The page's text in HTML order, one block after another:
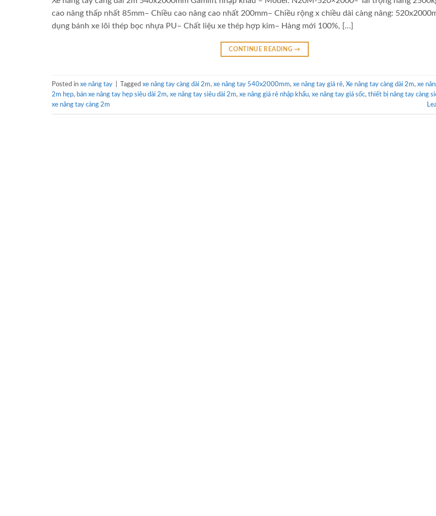
cao nâng thấp nhất 85mm– Chiều cao nâng cao nhất 200mm– Chiều rộng x chiều dài càng nâng:
dụng bánh xe lõi thép bọc nhựa PU– Chất liệu xe thép hợp kim– Hàng mới 100%, […]
CONTINUE READING→
Posted in xe nâng tay Tagged xe nâng tay càng dài 2m, xe nâng tay 540x2000mm, xe nâng tay giá rẻ, Xe nâng tay càng dài 2m, xe
2m hẹp, bán xe nâng tay hẹp siêu dài 2m, xe nâng tay siêu dài 2m, xe nâng giá rẻ nhập khẩu, xe nâng tay giá sốc, thiết bị nâng tay càng
xe nâng tay càng 2m